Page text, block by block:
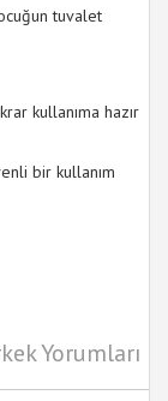
tuvalet
kullanıma hazır
bir kullanım
Yorumları